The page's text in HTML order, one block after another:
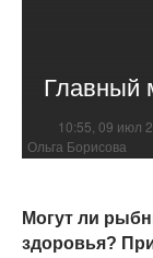
Главный
10:55, 09 июл
Ольга Борисова
Могут ли
здоровья?